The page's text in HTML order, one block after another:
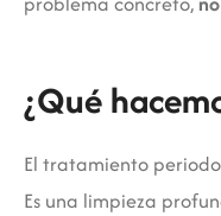
¿Qué
El tratamiento
Es una limpieza